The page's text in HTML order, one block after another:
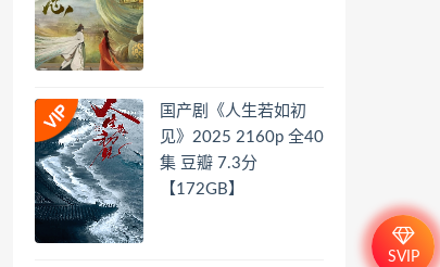
国产剧《人生若如初
见》2025 2160p 全40
集 豆瓣 7.3分
【172GB】
SVIP